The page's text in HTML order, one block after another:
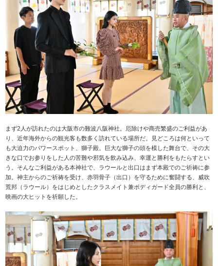
まず2人が訪れたのは大阪市の難波八阪神社。厄除けや商売繁盛のご利益があ
り、近年海外からの観光客も数多く訪れている場所だ。見どころは何といって
も大迫力のパワースポット、獅子殿。巨大な獅子の頭を模した舞台で、その大
きな口でお参りをした人の苦難や邪気を飲み込み、幸運と勝利をもたらすとい
う。そんなご利益がある本神社で、ラウールと出口はまず本殿でのご祈祷に参
加。神主からのご祈祷を受け、赤羽骨子（出口）を守るために奮闘する、威吹
荒邦（ラウール）をはじめとしたクラスメイト兼ボディガード全員の勝利と、
映画の大ヒットを祈願した。